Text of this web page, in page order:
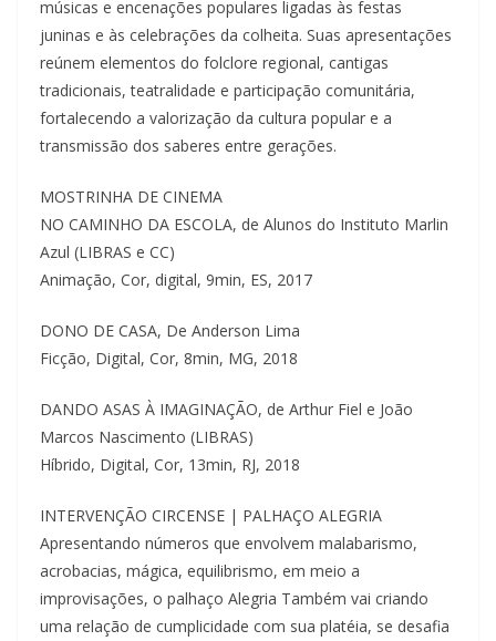
músicas e encenações populares ligadas às festas
juninas e às celebrações da colheita. Suas apresentações
reúnem elementos do folclore regional, cantigas
tradicionais, teatralidade e participação comunitária,
fortalecendo a valorização da cultura popular e a
transmissão dos saberes entre gerações.
MOSTRINHA DE CINEMA
NO CAMINHO DA ESCOLA, de Alunos do Instituto Marlin
Azul (LIBRAS e CC)
Animação, Cor, digital, 9min, ES, 2017
DONO DE CASA, De Anderson Lima
Ficção, Digital, Cor, 8min, MG, 2018
DANDO ASAS À IMAGINAÇÃO, de Arthur Fiel e João
Marcos Nascimento (LIBRAS)
Híbrido, Digital, Cor, 13min, RJ, 2018
INTERVENÇÃO CIRCENSE | PALHAÇO ALEGRIA
Apresentando números que envolvem malabarismo,
acrobacias, mágica, equilibrismo, em meio a
improvisações, o palhaço Alegria Também vai criando
uma relação de cumplicidade com sua platéia, se desafia